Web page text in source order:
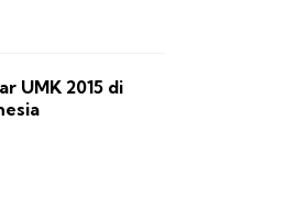
UMK 2015 di